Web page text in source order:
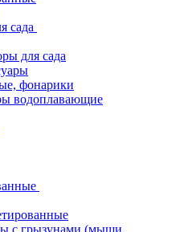
сада
для сада
фонарики
водоплавающие
с грызунами (мыши,